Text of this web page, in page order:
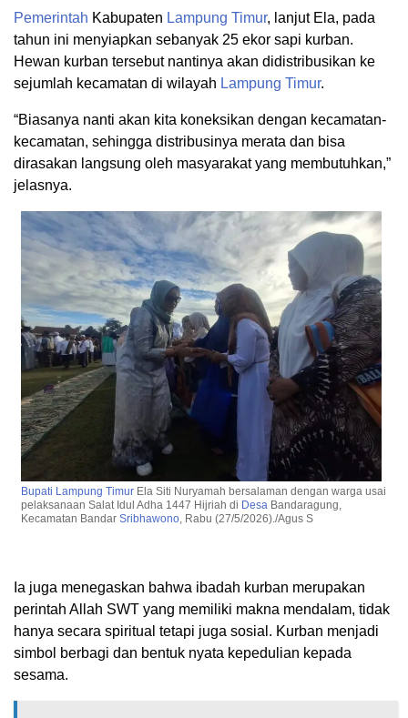
Pemerintah Kabupaten Lampung Timur, lanjut Ela, pada
tahun ini menyiapkan sebanyak 25 ekor sapi kurban.
Hewan kurban tersebut nantinya akan didistribusikan ke
sejumlah kecamatan di wilayah Lampung Timur.
“Biasanya nanti akan kita koneksikan dengan kecamatan-
kecamatan, sehingga distribusinya merata dan bisa
dirasakan langsung oleh masyarakat yang membutuhkan,”
jelasnya.
Bupati Lampung Timur Ela Siti Nuryamah bersalaman dengan warga usai
pelaksanaan Salat Idul Adha 1447 Hijriah di Desa Bandaragung,
Kecamatan BandarSribhawono , Rabu (27/5/2026)./Agus S
Ia juga menegaskan bahwa ibadah kurban merupakan
perintah Allah SWT yang memiliki makna mendalam, tidak
hanya secara spiritual tetapi juga sosial. Kurban menjadi
simbol berbagi dan bentuk nyata kepedulian kepada
sesama.